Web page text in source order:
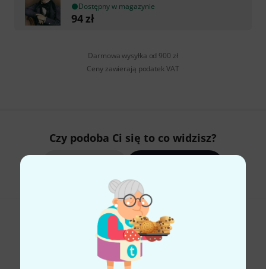
Dostępny w magazynie
94zł
Darmowa wysyłka od 900 zł
Ceny zawierają podatek VAT
Czy podoba Ci się to co widzisz?